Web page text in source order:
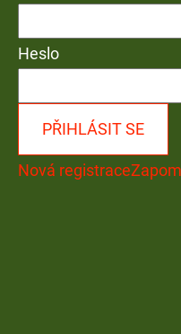
Heslo
PŘIHLÁSIT SE
Nová registrace